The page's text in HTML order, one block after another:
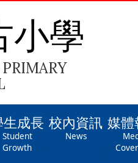
小學
生成長
Student
Growth
校內資訊
News
媒